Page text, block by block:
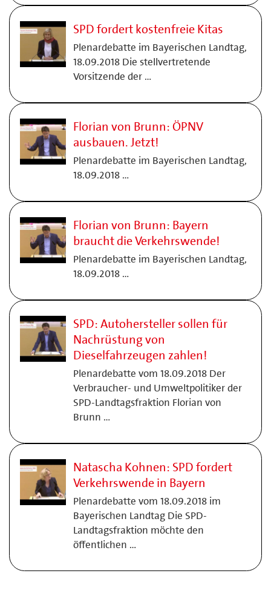
SPD fordert kostenfreie Kitas
Plenardebatte im Bayerischen Landtag,
18.09.2018 Die stellvertretende
Vorsitzende der …
Florian von Brunn: ÖPNV
ausbauen. Jetzt!
Plenardebatte im Bayerischen Landtag,
18.09.2018 …
Florian von Brunn: Bayern
braucht die Verkehrswende!
Plenardebatte im Bayerischen Landtag,
18.09.2018 …
SPD: Autohersteller sollen für
Nachrüstung von
Dieselfahrzeugen zahlen!
Plenardebatte vom 18.09.2018 Der
Verbraucher- und Umweltpolitiker der
SPD-Landtagsfraktion Florian von
Brunn …
Natascha Kohnen: SPD fordert
Verkehrswende in Bayern
Plenardebatte vom 18.09.2018 im
Bayerischen Landtag Die SPD-
Landtagsfraktion möchte den
öffentlichen …